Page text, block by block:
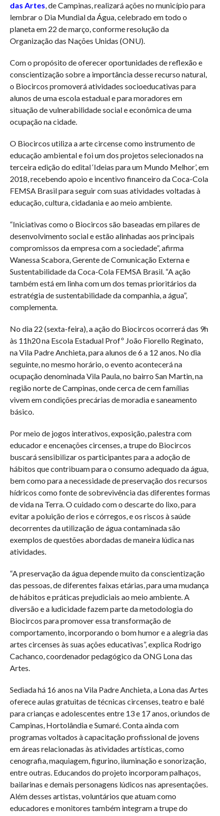
das Artes, de Campinas, realizará ações no município para
lembrar o Dia Mundial da Água, celebrado em todo o
planeta em 22 de março, conforme resolução da
Organização das Nações Unidas (ONU).
Com o propósito de oferecer oportunidades de reflexão e
conscientização sobre a importância desse recurso natural,
o Biocircos promoverá atividades socioeducativas para
alunos de uma escola estadual e para moradores em
situação de vulnerabilidade social e econômica de uma
ocupação na cidade.
O Biocircos utiliza a arte circense como instrumento de
educação ambiental e foi um dos projetos selecionados na
terceira edição do edital ‘Ideias para um Mundo Melhor’, em
2018, recebendo apoio e incentivo financeiro da Coca-Cola
FEMSA Brasil para seguir com suas atividades voltadas à
educação, cultura, cidadania e ao meio ambiente.
“Iniciativas como o Biocircos são baseadas em pilares de
desenvolvimento social e estão alinhadas aos principais
compromissos da empresa com a sociedade”, afirma
Wanessa Scabora, Gerente de Comunicação Externa e
Sustentabilidade da Coca-Cola FEMSA Brasil. “A ação
também está em linha com um dos temas prioritários da
estratégia de sustentabilidade da companhia, a água”,
complementa.
No dia 22 (sexta-feira), a ação do Biocircos ocorrerá das 9h
às 11h20 na Escola Estadual Profº João Fiorello Reginato,
na Vila Padre Anchieta, para alunos de 6 a 12 anos. No dia
seguinte, no mesmo horário, o evento acontecerá na
ocupação denominada Vila Paula, no bairro San Martin, na
região norte de Campinas, onde cerca de cem famílias
vivem em condições precárias de moradia e saneamento
básico.
Por meio de jogos interativos, exposição, palestra com
educador e encenações circenses, a trupe do Biocircos
buscará sensibilizar os participantes para a adoção de
hábitos que contribuam para o consumo adequado da água,
bem como para a necessidade de preservação dos recursos
hídricos como fonte de sobrevivência das diferentes formas
de vida na Terra. O cuidado com o descarte do lixo, para
evitar a poluição de rios e córregos, e os riscos à saúde
decorrentes da utilização de água contaminada são
exemplos de questões abordadas de maneira lúdica nas
atividades.
“A preservação da água depende muito da conscientização
das pessoas, de diferentes faixas etárias, para uma mudança
de hábitos e práticas prejudiciais ao meio ambiente. A
diversão e a ludicidade fazem parte da metodologia do
Biocircos para promover essa transformação de
comportamento, incorporando o bom humor e a alegria das
artes circenses às suas ações educativas”, explica Rodrigo
Cachanco, coordenador pedagógico da ONG Lona das
Artes.
Sediada há 16 anos na Vila Padre Anchieta, a Lona das Artes
oferece aulas gratuitas de técnicas circenses, teatro e balé
para crianças e adolescentes entre 13 e 17 anos, oriundos de
Campinas, Hortolândia e Sumaré. Conta ainda com
programas voltados à capacitação profissional de jovens
em áreas relacionadas às atividades artísticas, como
cenografia, maquiagem, figurino, iluminação e sonorização,
entre outras. Educandos do projeto incorporam palhaços,
bailarinas e demais personagens lúdicos nas apresentações.
Além desses artistas, voluntários que atuam como
educadores e monitores também integram a trupe do